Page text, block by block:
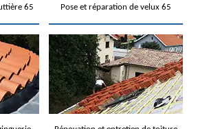
65 Pose et réparation de velux 65